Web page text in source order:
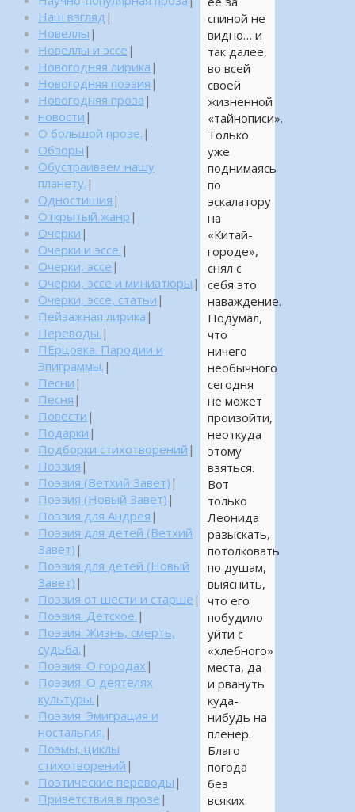
спиной не
видно… и
так далее,
во всей
своей
жизненной
«тайнописи».
Только
уже
поднимаясь
по
эскалатору
на
«Китай-
городе»,
снял с
себя это
наваждение.
Подумал,
что
ничего
необычного
сегодня
не может
произойти,
неоткуда
этому
взяться.
Вот
только
Леонида
разыскать,
потолковать
по душам,
выяснить,
что его
побудило
уйти с
«хлебного»
места, да
и рвануть
куда-
нибудь на
пленер.
Благо
погода
без
всяких
Наш взгляд |
Новеллы |
Новеллы и эссе |
Новогодняя лирика |
Новогодняя поэзия |
Новогодняя проза |
новости |
О большой прозе. |
Обзоры |
Обустраиваем нашу
планету. |
Одностишия |
Открытый жанр |
Очерки |
Очерки и эссе. |
Очерки, эссе |
Очерки, эссе и миниатюры |
Очерки, эссе, статьи |
Пейзажная лирика |
Переводы. |
ПЕрцовка. Пародии и
Эпиграммы. |
Песни |
Песня |
Повести |
Подарки |
Подборки стихотворений |
Поэзия |
Поэзия (Ветхий Завет) |
Поэзия (Новый Завет) |
Поэзия для Андрея |
Поэзия для детей (Ветхий
Завет) |
Поэзия для детей (Новый
Завет) |
Поэзия от шести и старше |
Поэзия. Детское. |
Поэзия. Жизнь, смерть,
судьба. |
Поэзия. О городах |
Поэзия. О деятелях
культуры. |
Поэзия. Эмиграция и
ностальгия. |
Поэмы, циклы
стихотворений |
Поэтические переводы |
Приветствия в прозе |